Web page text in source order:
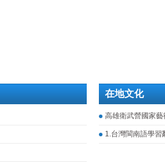
在地文化
高雄衛武營國家藝
1.台灣閩南語學習